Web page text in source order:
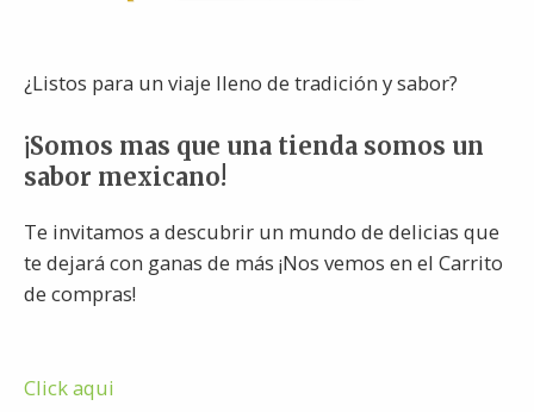
¿Listos para un viaje lleno de tradición y sabor?
¡Somos mas que una tienda somos un
sabor mexicano!
Te invitamos a descubrir un mundo de delicias que
te dejará con ganas de más ¡Nos vemos en el Carrito
de compras!
Click aqui